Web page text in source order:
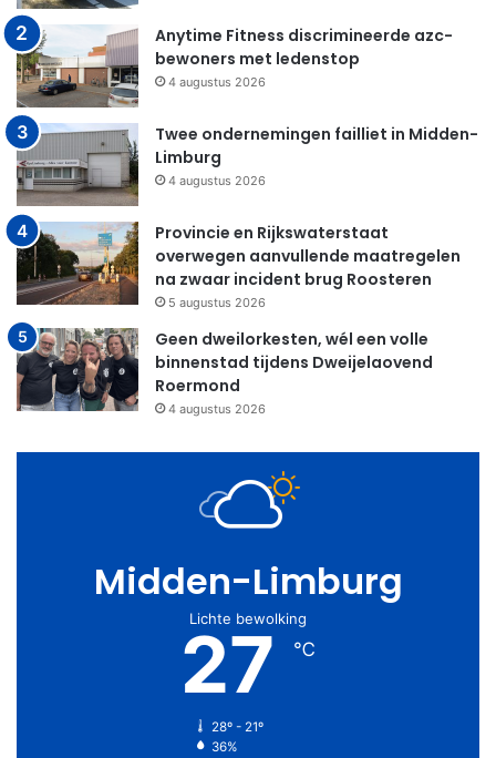
Anytime Fitness discrimineerde azc-
bewoners met ledenstop
4 augustus 2026
Twee ondernemingen failliet in Midden-
Limburg
4 augustus 2026
Provincie en Rijkswaterstaat
overwegen aanvullende maatregelen
na zwaar incident brug Roosteren
5 augustus 2026
Geen dweilorkesten, wél een volle
binnenstad tijdens Dweijelaovend
Roermond
4 augustus 2026
Midden-Limburg
Lichte bewolking
27 ℃
28º - 21º
36%